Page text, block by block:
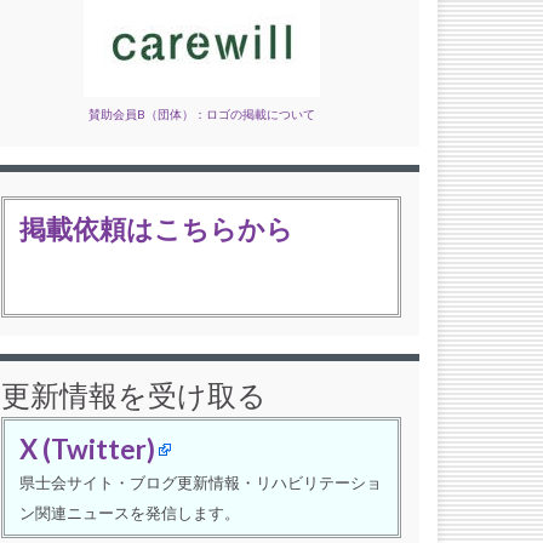
賛助会員B（団体）：ロゴの掲載について
掲載依頼はこちらから
更新情報を受け取る
X (Twitter)
県士会サイト・ブログ更新情報・リハビリテーショ
ン関連ニュースを発信します。